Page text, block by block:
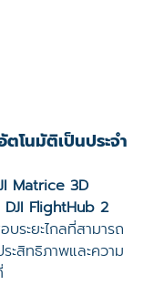
โนมัติเป็นประจำ
Matrice 3D
DJI FlightHub 2
ระยะไกลที่สามารถ
ะสิทธิภาพและความ